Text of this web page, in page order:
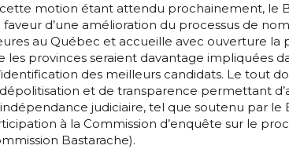
motion étant attendu prochainement, le
d’une amélioration du processus de
au Québec et accueille avec ouverture la
les provinces seraient davantage impliquées
des meilleurs candidats. Le tout
et de transparence permettant
judiciaire, tel que soutenu par
à la Commission d’enquête sur le
Bastarache).